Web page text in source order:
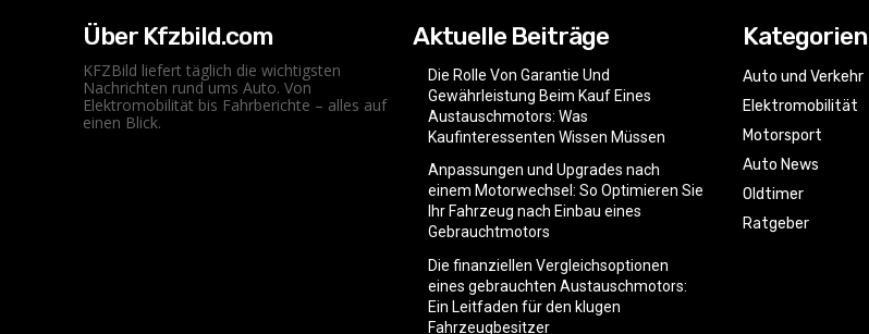
Über Kfzbild.com
KFZBild liefert täglich die wichtigsten
Nachrichten rund ums Auto. Von
Elektromobilität bis Fahrberichte – alles auf
einen Blick.
Aktuelle Beiträge
Die Rolle Von Garantie Und
Gewährleistung Beim Kauf Eines
Austauschmotors: Was
Kaufinteressenten Wissen Müssen
Anpassungen und Upgrades nach
einem Motorwechsel: So Optimieren Sie
Ihr Fahrzeug nach Einbau eines
Gebrauchtmotors
Die finanziellen Vergleichsoptionen
eines gebrauchten Austauschmotors:
Ein Leitfaden für den klugen
Fahrzeugbesitzer
Kategorien
Auto und Verkehr
Elektromobilität
Motorsport
Auto News
Oldtimer
Ratgeber